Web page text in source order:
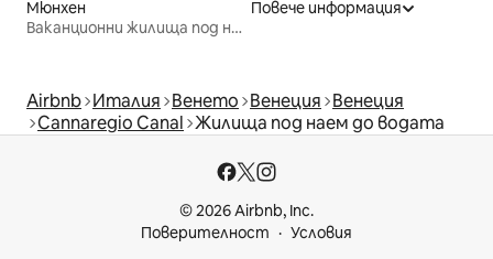
Мюнхен
Ваканционни жилища под наем
Повече информация
Airbnb Италия Венето Венеция Венеция
Cannaregio Canal Жилища под наем до водата
© 2026 Airbnb, Inc.
Поверителност
Условия